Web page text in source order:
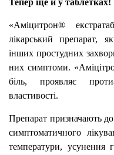
Тепер ще й у таблетках!
«Аміцитрон®
лікарський препарат,
інших простудних
них симптоми.
біль, проявляє
властивості.
Препарат призначають
симптоматичного
температури, усунення